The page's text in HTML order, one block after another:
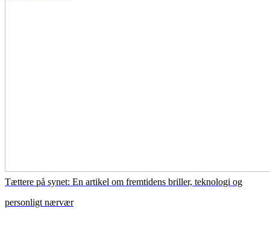
Tættere på synet: En artikel om fremtidens briller, teknologi og
personligt nærvær